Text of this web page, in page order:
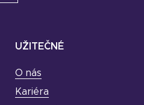
UŽITEČNÉ
O nás
Kariéra